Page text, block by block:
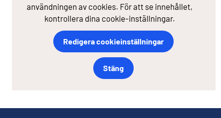
användningen av cookies. För att se innehållet,
kontrollera dina cookie-inställningar.
Redigera cookieinställningar
Stäng